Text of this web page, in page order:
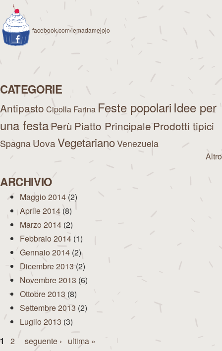
facebook.com/lemadamejojo
CATEGORIE
Antipasto Cipolla Farina Feste popolari Idee per
una festa Perù Piatto Principale Prodotti tipici
Spagna UovaVegetarianoVenezuela
Altro
ARCHIVIO
Maggio 2014 (2)
Aprile 2014 (8)
Marzo 2014 (2)
Febbraio 2014 (1)
Gennaio 2014 (2)
Dicembre 2013 (2)
Novembre 2013 (6)
Ottobre 2013 (8)
Settembre 2013 (2)
Luglio 2013 (3)
Pagine
1 2 seguente › ultima »